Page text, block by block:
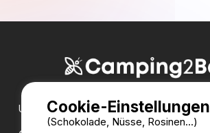
Unsere Partner:
Cookie-Einstellungen
(Schokolade, Nüsse, Rosinen...)